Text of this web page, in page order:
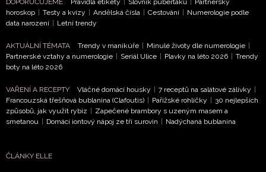
DOPORUČUJEME Pravidla etikety Slovník puberťáků
Partnerský
horoskop
Testy a kvízy Andělská čísla Cestování
Numerologie podle
data narození
Letní trendy
AKTUÁLNÍ TÉMATA Trendy v manikúře Minulé životy dle numerologie
Partnerské vztahy a numerologie
Seriál Ulice Plavky na léto 2026
Trendy
boty na léto 2026
VAŘENÍ A RECEPTY Vláčné domácí housky 7 receptů na salátové zálivky
Francouzská třešňová bublanina (Clafoutis)
Pařížské rohlíčky
30 nejlepších
způsobů, jak využít rybíz
Zapečené brambory s uzeným masem a
smetanou
Domácí iontový nápoj ze tří surovin Nadýchaná bublanina
ČLÁNKY ELLE